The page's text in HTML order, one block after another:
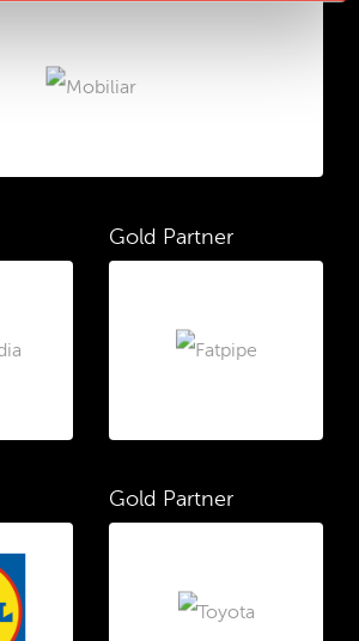
Gold Partner
Gold Partner